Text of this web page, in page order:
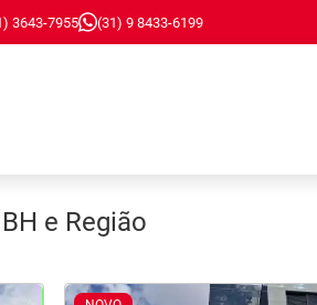
3643-7955 (31) 9 8433-6199
e Região